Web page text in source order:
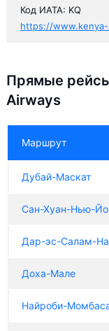
Код ИАТА: KQ
https://
Прямые
Airways
Маршрут
Дубай-Маскат
Сан-Хуан-Нью-
Дар-эс-Салам-
Доха-Мале
Найроби-